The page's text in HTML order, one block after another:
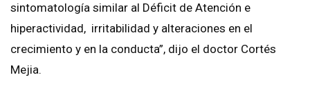
sintomatología similar al Déficit de Atención e
hiperactividad, irritabilidad y alteraciones en el
crecimiento y en la conducta”, dijo el doctor Cortés
Mejia.